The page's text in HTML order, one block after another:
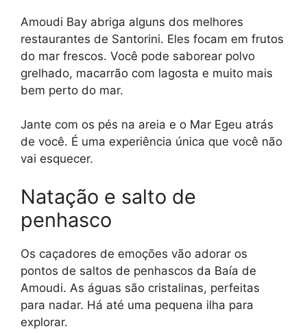
Amoudi Bay abriga alguns dos melhores
restaurantes de Santorini. Eles focam em frutos
do mar frescos. Você pode saborear polvo
grelhado, macarrão com lagosta e muito mais
bem perto do mar.
Jante com os pés na areia e o Mar Egeu atrás
de você. É uma experiência única que você não
vai esquecer.
Natação e salto de
penhasco
Os caçadores de emoções vão adorar os
pontos de saltos de penhascos da Baía de
Amoudi. As águas são cristalinas, perfeitas
para nadar. Há até uma pequena ilha para
explorar.